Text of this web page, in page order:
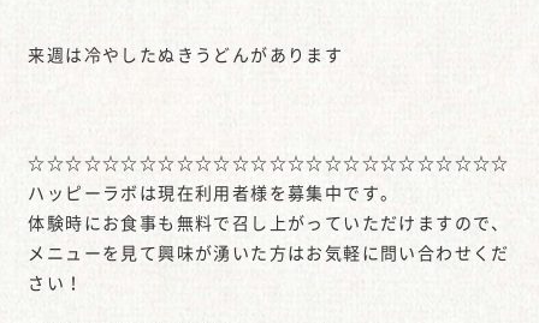
来週は冷やしたぬきうどんがあります
☆☆☆☆☆☆☆☆☆☆☆☆☆☆☆☆☆☆☆☆☆☆☆☆☆☆
ハッピーラボは現在利用者様を募集中です。
体験時にお食事も無料で召し上がっていただけますので、
メニューを見て興味が湧いた方はお気軽に問い合わせくだ
さい！